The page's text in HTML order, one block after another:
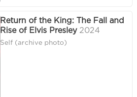
Return of the King: The Fall and
Rise of Elvis Presley 2024
Self (archive photo)